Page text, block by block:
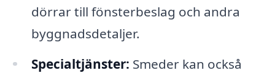
dörrar till fönsterbeslag och andra
byggnadsdetaljer.
Specialtjänster: Smeder kan också